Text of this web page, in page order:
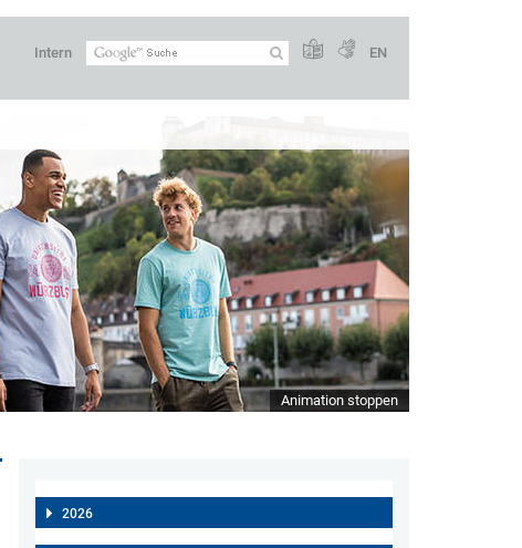
Intern EN
Animation stoppen
2026